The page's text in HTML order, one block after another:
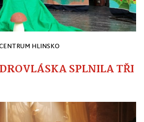
HLINSKO
SPLNILA